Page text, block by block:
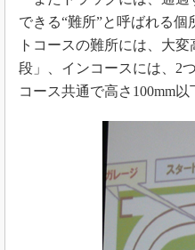
できる“難所”と呼ばれる
トコースの難所には、大
段」、インコースには、2
コース共通で高さ100mm